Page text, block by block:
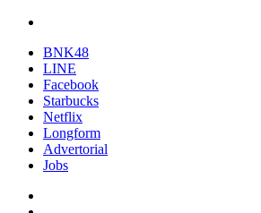
BNK48
LINE
Facebook
Starbucks
Netflix
Longform
Advertorial
Jobs